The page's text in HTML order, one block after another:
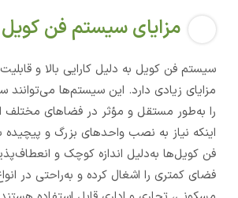
مزایای سیستم فن کویل
سیستم فن کویل به دلیل کارایی بالا و
مزایای زیادی دارد. این سیستم‌ها
را به‌طور مستقل و مؤثر در فضاهای مختلف
اینکه نیاز به نصب واحدهای بزرگ و پیچیده
فن کویل‌ها به‌دلیل اندازه کوچک و
فضای کمتری را اشغال کرده و به‌راحتی در